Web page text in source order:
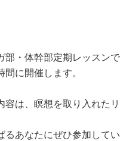
部・体幹部定期レッスン
間に開催します。
容は、瞑想を取り入れたリ
るあなたにぜひ参加して